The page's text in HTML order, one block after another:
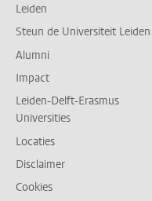
Leiden
Steun de Universiteit Leiden
Alumni
Impact
Leiden-Delft-Erasmus
Universities
Locaties
Disclaimer
Cookies